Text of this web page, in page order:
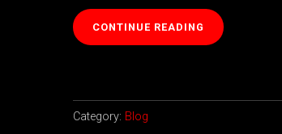
CONTINUE READING « STAGE
THÉÂTRE:
Category: Blog